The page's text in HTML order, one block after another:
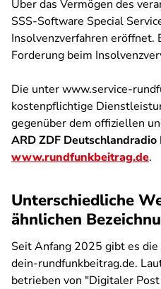
Über das Vermögen des
SSS-Software Special
Insolvenzverfahren eröffnet.
Forderung beim
Die unter www.service-
kostenpflichtige
gegenüber dem offiziellen
ARD ZDF
www.rundfunkbeitrag.de.
Unterschiedliche
ähnlichen
Seit Anfang 2025 gibt es
dein-rundfunkbeitrag.de.
betrieben von "Digitaler